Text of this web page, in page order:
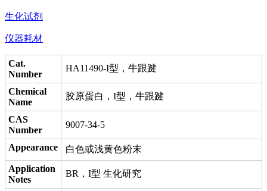
生化试剂
仪器耗材
Cat.
Number
HA11490-I型，牛跟踺
Chemical
Name
胶原蛋白，I型，牛跟踺
CAS
Number
9007-34-5
Appearance
白色或浅黄色粉末
Application
Notes
BR，I型 生化研究